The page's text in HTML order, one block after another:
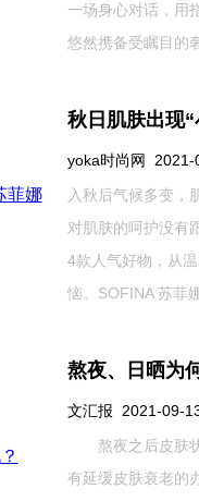
一场身心对话，用
悠然携备受瞩目的
秋日肌肤出现
yoka时尚网 2021-
入秋后气候多变，
对肌肤的呵护没有
4款人气好物，从
恼。SOFINA 苏菲
熬夜、日晒为
文汇报 2021-09-
熬夜之后皮肤状
有延缓皮肤衰老的